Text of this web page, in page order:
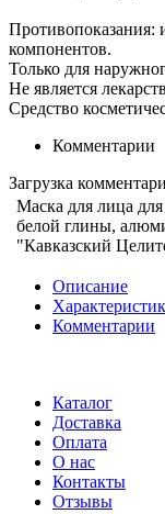
Противопоказания:
компонентов.
Только для
Не является
Средство
Комментарии
Загрузка
Маска для лица
белой глины,
"Кавказский
Описание
Комментарии
Каталог
Доставка
Оплата
О нас
Контакты
Отзывы